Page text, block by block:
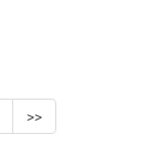
>>